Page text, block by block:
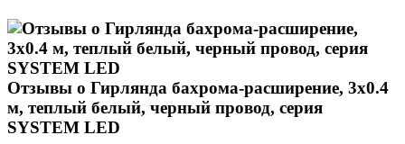
Отзывы о Гирлянда бахрома-расширение, 3х0.4
м, теплый белый, черный провод, серия
SYSTEM LED